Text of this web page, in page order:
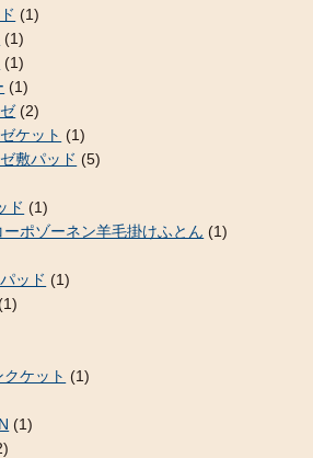
(1)
(1)
(1)
(1)
(2)
ケット (1)
敷パッド (5)
ド (1)
ポゾーネン羊毛掛けふとん (1)
ッド (1)
ケット (1)
(1)